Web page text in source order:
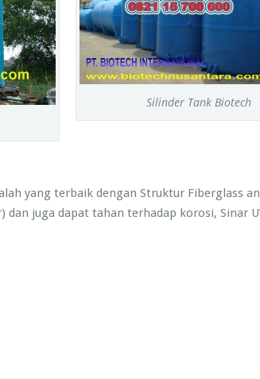
Silinder Tank Biotech
yang terbaik dengan Struktur Fiberglass
juga dapat tahan terhadap korosi, Sinar